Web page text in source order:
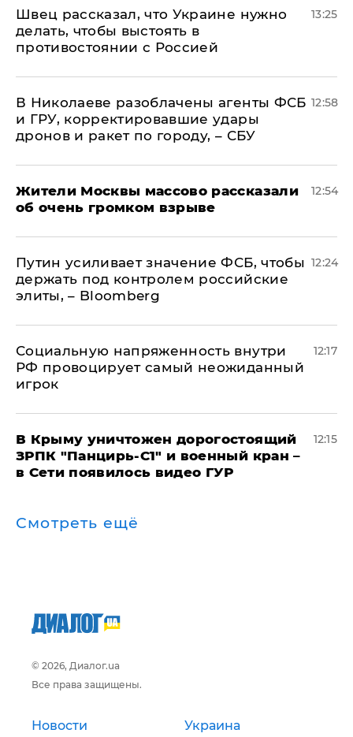
Швец рассказал, что Украине нужно
делать, чтобы выстоять в
противостоянии с Россией
13:25
В Николаеве разоблачены агенты ФСБ
и ГРУ, корректировавшие удары
дронов и ракет по городу, – СБУ
12:58
Жители Москвы массово рассказали
об очень громком взрыве
12:54
Путин усиливает значение ФСБ, чтобы
держать под контролем российские
элиты, – Bloomberg
12:24
Социальную напряженность внутри
РФ провоцирует самый неожиданный
игрок
12:17
В Крыму уничтожен дорогостоящий
ЗРПК "Панцирь-С1" и военный кран –
в Сети появилось видео ГУР
12:15
Смотреть ещё
© 2026, Диалог.ua
Все права защищены.
Новости Украина